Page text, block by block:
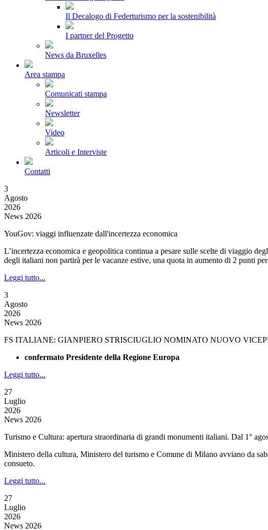
Il Decalogo di Federturismo per la sostenibilità
I partner del Progetto
News da Bruxelles
Area stampa
Comunicati stampa
Newsletter
Video
Articoli e Interviste
Contatti
3
Agosto
2026
News 2026
YouGov: viaggi influenzate dall'incertezza economica
L’incertezza economica e geopolitica continua a pesare sulle scelte di viaggio
degli italiani non partirà per le vacanze estive, una quota in aumento di 2 punti
Leggi tutto...
3
Agosto
2026
News 2026
FS ITALIANE: GIANPIERO STRISCIUGLIO NOMINATO NUOVO
confermato Presidente della Regione Europa
Leggi tutto...
27
Luglio
2026
News 2026
Turismo e Cultura: apertura straordinaria di grandi monumenti italiani. Dal 1°
Ministero della cultura, Ministero del turismo e Comune di Milano avviano da
consueto.
Leggi tutto...
27
Luglio
2026
News 2026